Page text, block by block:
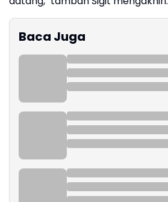
Baca Juga